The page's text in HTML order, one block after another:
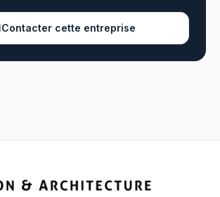
Contacter cette entreprise